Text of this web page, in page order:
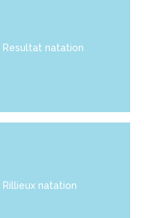
Resultat natation
Rillieux natation